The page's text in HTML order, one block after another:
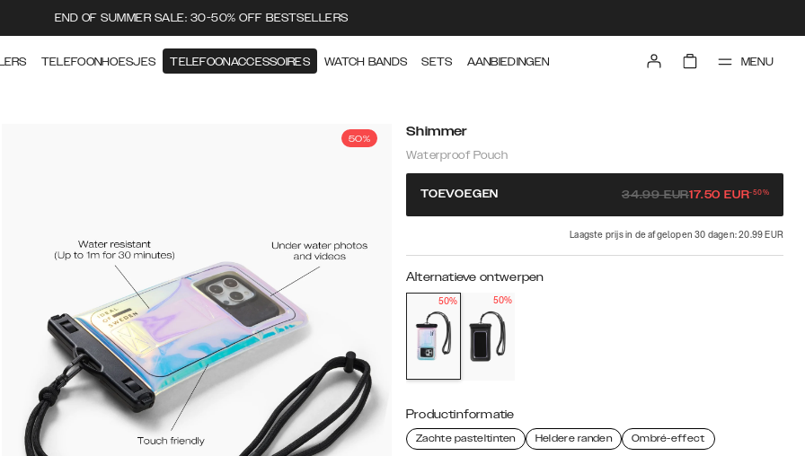
END OF SUMMER SALE: 30-50% OFF BESTSELLERS
TELEFOONHOESJES TELEFOONACCESSOIRES WATCH BANDS SETS AANBIEDINGEN MENU
50% Shimmer
Waterproof Pouch
TOEVOEGEN 34.99EUR17.50 EUR-50%
Laagste prijs in de afgelopen 30 dagen: 20.99 EUR
Alternatieve ontwerpen
50% 50%
Productinformatie
Zachte pasteltinten Heldere randen Ombré-effect